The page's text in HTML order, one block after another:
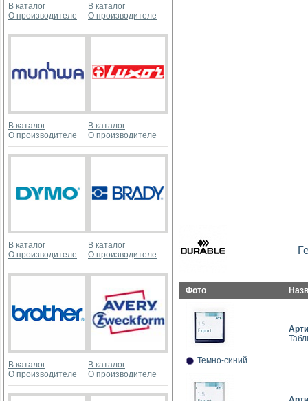
В каталог
О производителе
В каталог
О производителе
В каталог
О производителе
В каталог
О производителе
В каталог
О производителе
В каталог
О производителе
В каталог
О производителе
В каталог
О производителе
Фото
Темно-синий